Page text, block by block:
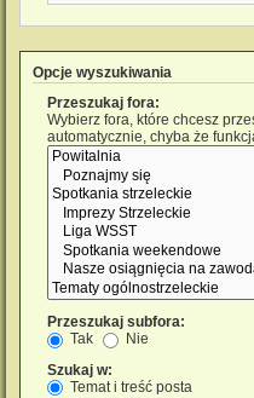
Opcje wyszukiwania
Przeszukaj fora:
Wybierz fora, które chcesz
automatycznie, chyba że
Przeszukaj subfora:
Tak
Nie
Szukaj w:
Temat i treść posta